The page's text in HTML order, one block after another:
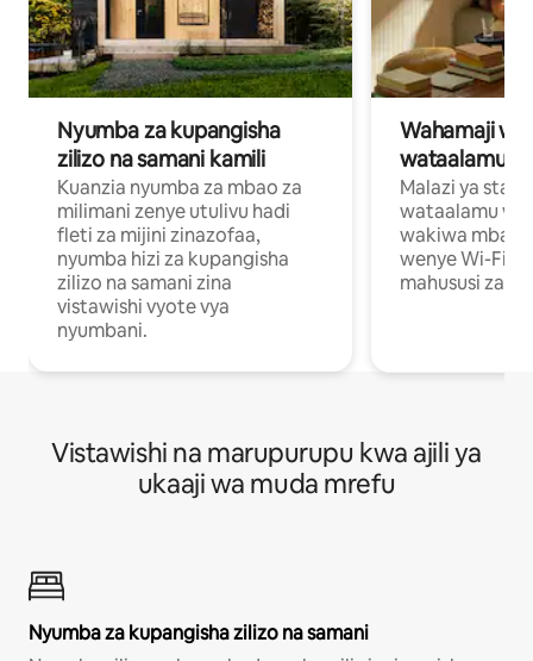
Nyumba za kupangisha
zilizo na samani kamili
Kuanzia nyumba za mbao za
milimani zenye utulivu hadi
fleti za mijini zinazofaa,
nyumba hizi za kupangisha
zilizo na samani zina
vistawishi vyote vya
nyumbani.
Wahamaji
wataalamu
Malazi ya
wataalamu
wakiwa mbali
wenye Wi-Fi
mahususi za
Vistawishi na marupurupu kwa ajili ya
ukaaji wa muda mrefu
Nyumba za kupangisha zilizo na samani